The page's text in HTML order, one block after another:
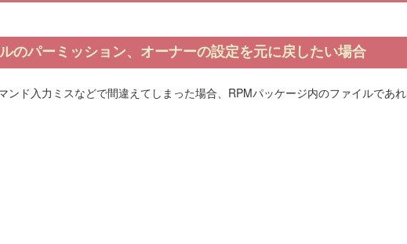
のパーミッション、オーナーの設定を元に戻したい場合
ンド入力ミスなどで間違えてしまった場合、RPMパッケージ内のファイルであ